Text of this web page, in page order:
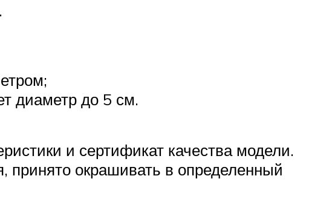
диаметр до 5 см.
и сертификат качества модели.
принято окрашивать в определенный